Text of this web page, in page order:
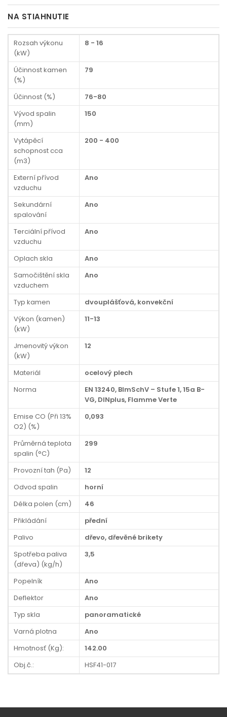
NA STIAHNUTIE
Rozsah výkonu
(kW)
8 - 16
Účinnost kamen
(%)
79
Účinnost (%)
76-80
Vývod spalin
(mm)
150
Vytápěcí
schopnost cca
(m3)
200 - 400
Externí přívod
vzduchu
Ano
Sekundární
spalování
Ano
Terciální přívod
vzduchu
Ano
Oplach skla
Ano
Samočištění skla
vzduchem
Ano
Typ kamen
dvouplášťová, konvekční
Výkon (kamen)
(kW)
11-13
Jmenovitý výkon
(kW)
12
Materiál
ocelový plech
Norma
EN 13240, BImSchV – Stufe 1, 15a B-
VG, DINplus, Flamme Verte
Emise CO (Při 13%
O2) (%)
0,093
Průměrná teplota
spalin (°C)
299
Provozní tah (Pa)
12
Odvod spalin
horní
Délka polen (cm)
46
Přikládání
přední
Palivo
dřevo, dřevěné brikety
Spotřeba paliva
(dřeva) (kg/h)
3,5
Popelník
Ano
Deflektor
Ano
Typ skla
panoramatické
Varná plotna
Ano
Hmotnosť (Kg):
142.00
Obj.č.:
HSF41-017